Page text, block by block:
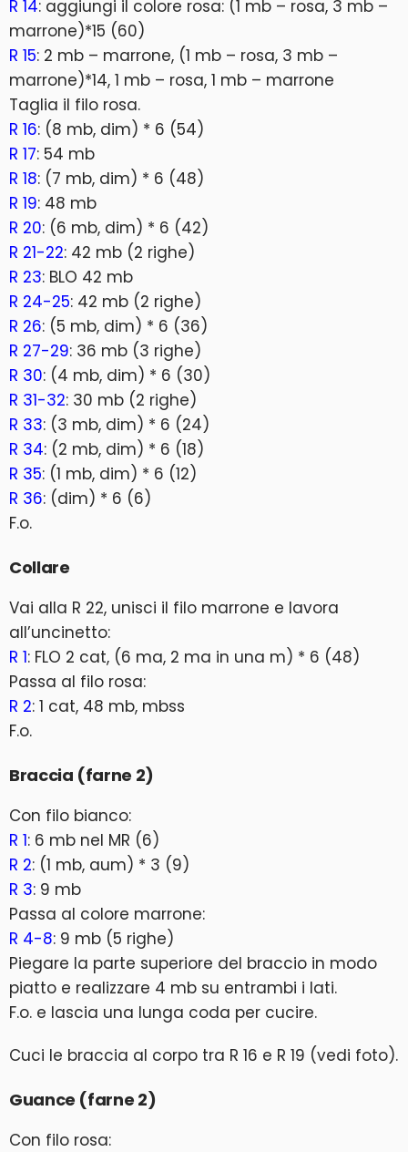
R 14: aggiungi il colore rosa: (1 mb – rosa, 3 mb –
marrone)*15 (60)
R 15: 2 mb – marrone, (1 mb – rosa, 3 mb –
marrone)*14, 1 mb – rosa, 1 mb – marrone
Taglia il filo rosa.
R 16: (8 mb, dim) * 6 (54)
R 17: 54 mb
R 18: (7 mb, dim) * 6 (48)
R 19: 48 mb
R 20: (6 mb, dim) * 6 (42)
R 21-22: 42 mb (2 righe)
R 23: BLO 42 mb
R 24-25: 42 mb (2 righe)
R 26: (5 mb, dim) * 6 (36)
R 27-29: 36 mb (3 righe)
R 30: (4 mb, dim) * 6 (30)
R 31-32: 30 mb (2 righe)
R 33: (3 mb, dim) * 6 (24)
R 34: (2 mb, dim) * 6 (18)
R 35: (1 mb, dim) * 6 (12)
R 36: (dim) * 6 (6)
F.o.
Collare
Vai alla R 22, unisci il filo marrone e lavora
all’uncinetto:
R 1: FLO 2 cat, (6 ma, 2 ma in una m) * 6 (48)
Passa al filo rosa:
R 2: 1 cat, 48 mb, mbss
F.o.
Braccia (farne 2)
Con filo bianco:
R 1: 6 mb nel MR (6)
R 2: (1 mb, aum) * 3 (9)
R 3: 9 mb
Passa al colore marrone:
R 4-8: 9 mb (5 righe)
Piegare la parte superiore del braccio in modo
piatto e realizzare 4 mb su entrambi i lati.
F.o. e lascia una lunga coda per cucire.
Cuci le braccia al corpo tra R 16 e R 19 (vedi foto).
Guance (farne 2)
Con filo rosa: